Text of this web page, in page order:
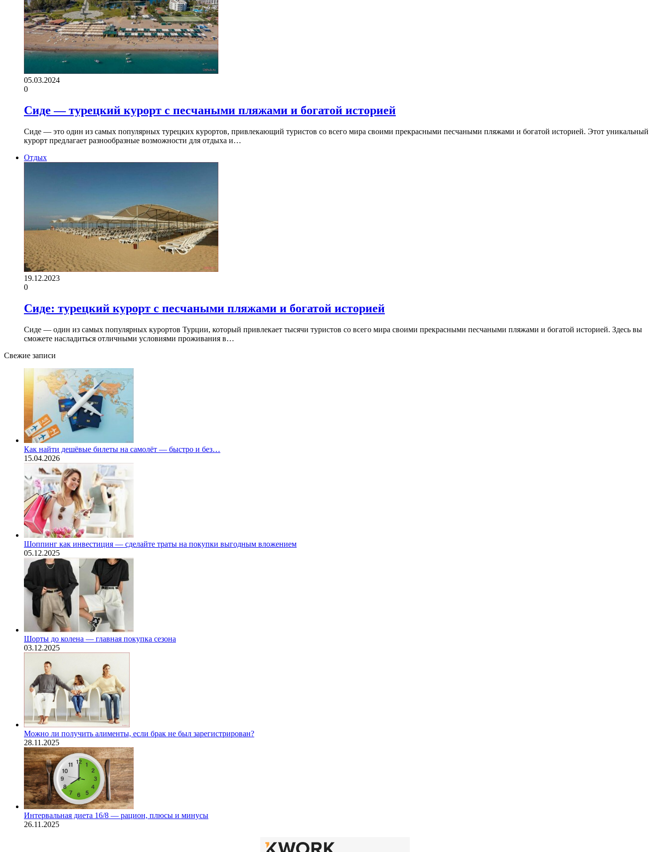
05.03.2024
0
Сиде — турецкий курорт с песчаными пляжами и богатой историей
Сиде — это один из самых популярных турецких курортов, привлекающий туристов со всего мира своими прекрасными песчаными пляжами и богатой историей. Этот уникальный
курорт предлагает разнообразные возможности для отдыха и…
Отдых
19.12.2023
0
Сиде: турецкий курорт с песчаными пляжами и богатой историей
Сиде — один из самых популярных курортов Турции, который привлекает тысячи туристов со всего мира своими прекрасными песчаными пляжами и богатой историей. Здесь вы
сможете насладиться отличными условиями проживания в…
Свежие записи
Как найти дешёвые билеты на самолёт — быстро и без…
15.04.2026
Шоппинг как инвестиция — сделайте траты на покупки выгодным вложением
05.12.2025
Шорты до колена — главная покупка сезона
03.12.2025
Можно ли получить алименты, если брак не был зарегистрирован?
28.11.2025
Интервальная диета 16/8 — рацион, плюсы и минусы
26.11.2025